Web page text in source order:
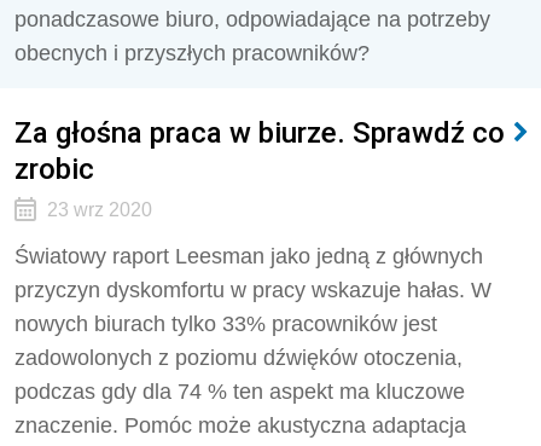
ponadczasowe biuro, odpowiadające na potrzeby
obecnych i przyszłych pracowników?
Za głośna praca w biurze. Sprawdź co
zrobic
23 wrz 2020
Światowy raport Leesman jako jedną z głównych
przyczyn dyskomfortu w pracy wskazuje hałas. W
nowych biurach tylko 33% pracowników jest
zadowolonych z poziomu dźwięków otoczenia,
podczas gdy dla 74 % ten aspekt ma kluczowe
znaczenie. Pomóc może akustyczna adaptacja